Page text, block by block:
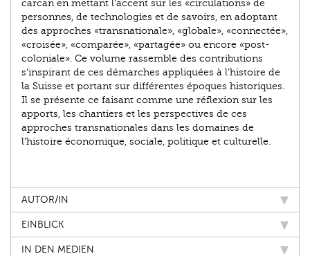
carcan en mettant l’accent sur les «circulations» de
personnes, de technologies et de savoirs, en adoptant
des approches «transnationale», «globale», «connectée»,
«croisée», «comparée», «partagée» ou encore «post-
coloniale». Ce volume rassemble des contributions
s’inspirant de ces démarches appliquées à l’histoire de
la Suisse et portant sur différentes époques historiques.
Il se présente ce faisant comme une réflexion sur les
apports, les chantiers et les perspectives de ces
approches transnationales dans les domaines de
l’histoire économique, sociale, politique et culturelle.
AUTOR/IN
EINBLICK
IN DEN MEDIEN